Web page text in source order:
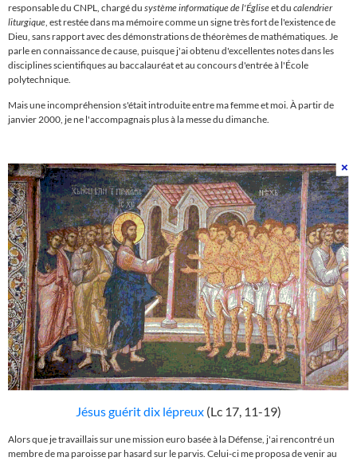
responsable du CNPL, chargé du système informatique de l'Égliseet du calendrier
liturgique , est restée dans ma mémoire comme un signe très fort de l'existence de
Dieu, sans rapport avec des démonstrations de théorèmes de mathématiques. Je
parle en connaissance de cause, puisque j'ai obtenu d'excellentes notes dans les
disciplines scientifiques au baccalauréat et au concours d'entrée à l'École
polytechnique.
Mais une incompréhension s'était introduite entre ma femme et moi. À partir de
janvier 2000, je ne l'accompagnais plus à la messe du dimanche.
Jésus guérit dix lépreux (Lc 17, 11-19)
Alors que je travaillais sur une mission euro basée à la Défense, j'ai rencontré un
membre de ma paroisse par hasard sur le parvis. Celui-ci me proposa de venir au